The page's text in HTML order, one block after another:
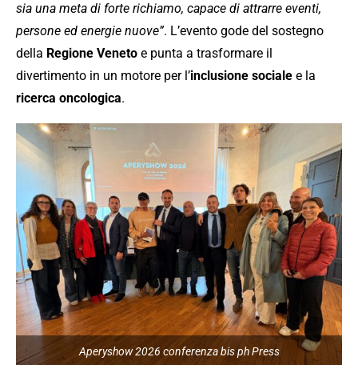
sia una meta di forte richiamo, capace di attrarre eventi,
persone ed energie nuove”. L’evento gode del sostegno
della Regione Veneto e punta a trasformare il
divertimento in un motore per l’inclusione sociale e la
ricerca oncologica.
Aperyshow 2026 conferenza bis ph Press